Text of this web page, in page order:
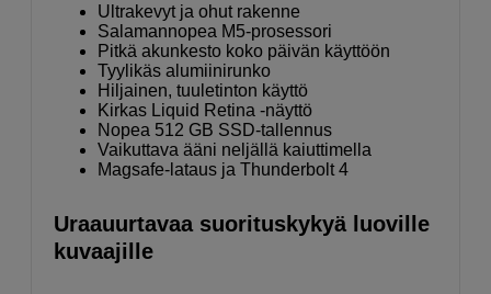
Ultrakevyt ja ohut rakenne
Salaman­nopea M5-prosessori
Pitkä akunkesto koko päivän käyttöön
Tyylikäs alumiinirunko
Hiljainen, tuuletin­ton käyttö
Kirkas Liquid Retina -näyttö
Nopea 512 GB SSD-tallennus
Vaikuttava ääni neljällä kaiuttimella
Magsafe-lataus ja Thunderbolt 4
Uraauurtavaa suorituskykyä luoville
kuvaajille